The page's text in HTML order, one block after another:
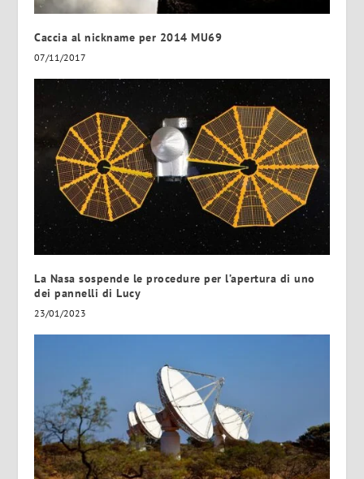
Caccia al nickname per 2014 MU69
07/11/2017
La Nasa sospende le procedure per l’apertura di uno
dei pannelli di Lucy
23/01/2023